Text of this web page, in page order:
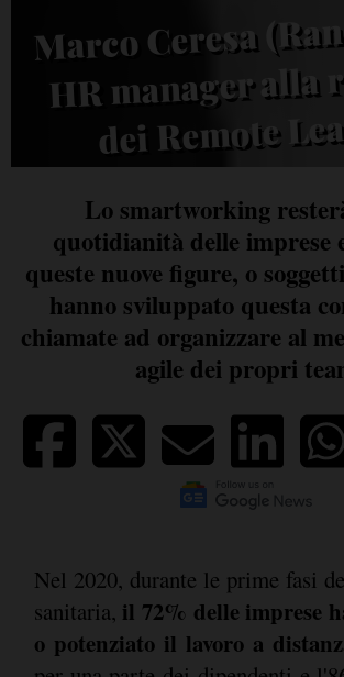
Marco Ceresa
HR manager alla
dei Remote
Lo smartworking
quotidianità delle imprese
queste nuove figure, o
hanno sviluppato questa
chiamate ad organizzare al
agile dei propri
Nel 2020, durante le prime fasi
sanitaria, il 72% delle imprese
o potenziato il lavoro a